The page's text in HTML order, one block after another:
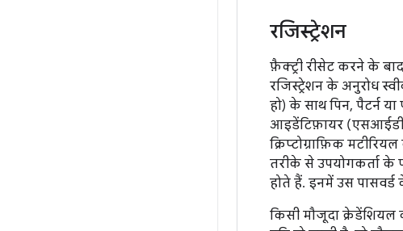
रजिस्ट्रेशन
फ़ैक्ट्री रीसेट करने के
रजिस्ट्रेशन के अनुरोध
हो) के साथ पिन, पैटर्न
आइडेंटिफ़ायर
क्रिप्टोग्राफ़िक
तरीके से उपयोगकर्ता के
होते हैं. इनमें उस
किसी मौजूदा क्रेडेंशियल